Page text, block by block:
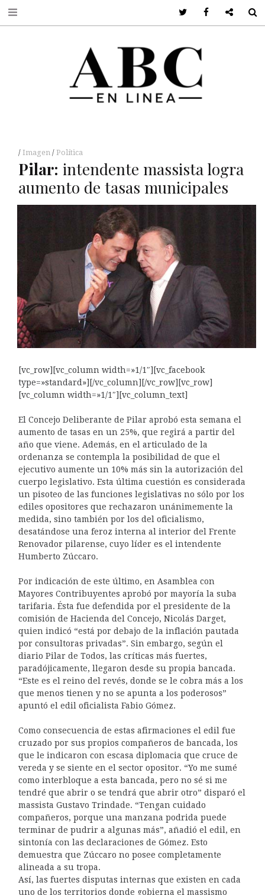
Imagen Política
Pilar: intendente massista logra
aumento de tasas municipales
[vc_row][vc_column width=»1/1″][vc_facebook
type=»standard»][/vc_column][/vc_row][vc_row]
[vc_column width=»1/1″][vc_column_text]
El Concejo Deliberante de Pilar aprobó esta semana el
aumento de tasas en un 25%, que regirá a partir del
año que viene. Además, en el articulado de la
ordenanza se contempla la posibilidad de que el
ejecutivo aumente un 10% más sin la autorización del
cuerpo legislativo. Esta última cuestión es considerada
un pisoteo de las funciones legislativas no sólo por los
ediles opositores que rechazaron unánimemente la
medida, sino también por los del oficialismo,
desatándose una feroz interna al interior del Frente
Renovador pilarense, cuyo líder es el intendente
Humberto Zúccaro.
Por indicación de este último, en Asamblea con
Mayores Contribuyentes aprobó por mayoría la suba
tarifaria. Ésta fue defendida por el presidente de la
comisión de Hacienda del Concejo, Nicolás Darget,
quien indicó “está por debajo de la inflación pautada
por consultoras privadas”. Sin embargo, según el
diario Pilar de Todos, las críticas más fuertes,
paradójicamente, llegaron desde su propia bancada.
“Este es el reino del revés, donde se le cobra más a los
que menos tienen y no se apunta a los poderosos”
apuntó el edil oficialista Fabio Gómez.
Como consecuencia de estas afirmaciones el edil fue
cruzado por sus propios compañeros de bancada, los
que le indicaron con escasa diplomacia que cruce de
vereda y se siente en el sector opositor. “Yo me sumé
como interbloque a esta bancada, pero no sé si me
tendré que abrir o se tendrá que abrir otro” disparó el
massista Gustavo Trindade. “Tengan cuidado
compañeros, porque una manzana podrida puede
terminar de pudrir a algunas más”, añadió el edil, en
sintonía con las declaraciones de Gómez. Esto
demuestra que Zúccaro no posee completamente
alineada a su tropa.
Así, las fuertes disputas internas que existen en cada
uno de los territorios donde gobierna el massismo
Twitter FacebookGoogle +